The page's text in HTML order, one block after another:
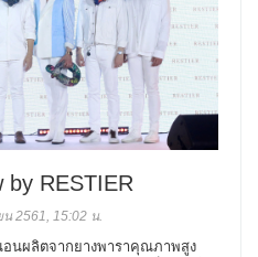
by RESTIER
2561, 15:02 น.
นผลิตจากยางพาราคุณภาพสูง